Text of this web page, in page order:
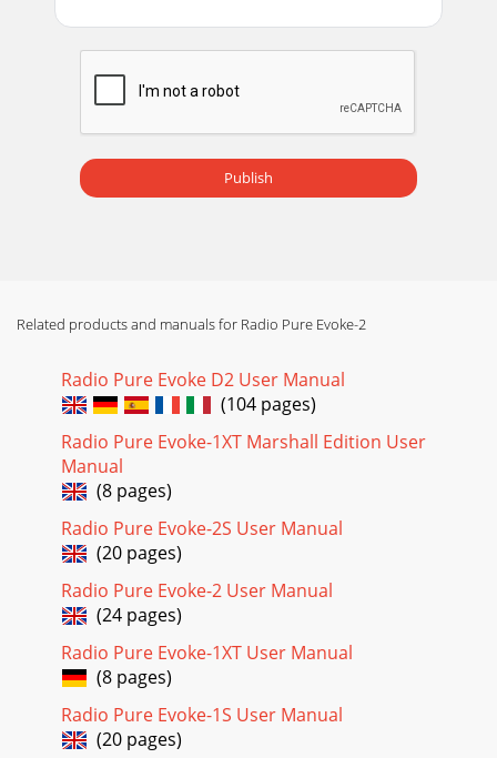
Publish
Related products and manuals for Radio Pure Evoke-2
Radio Pure Evoke D2 User Manual
(104 pages)
Radio Pure Evoke-1XT Marshall Edition User
Manual
(8 pages)
Radio Pure Evoke-2S User Manual
(20 pages)
Radio Pure Evoke-2 User Manual
(24 pages)
Radio Pure Evoke-1XT User Manual
(8 pages)
Radio Pure Evoke-1S User Manual
(20 pages)